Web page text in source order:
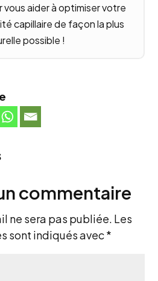
vous aider à optimiser votre
capillaire de façon la plus
possible !
commentaire
ne sera pas publiée. Les
sont indiqués avec*